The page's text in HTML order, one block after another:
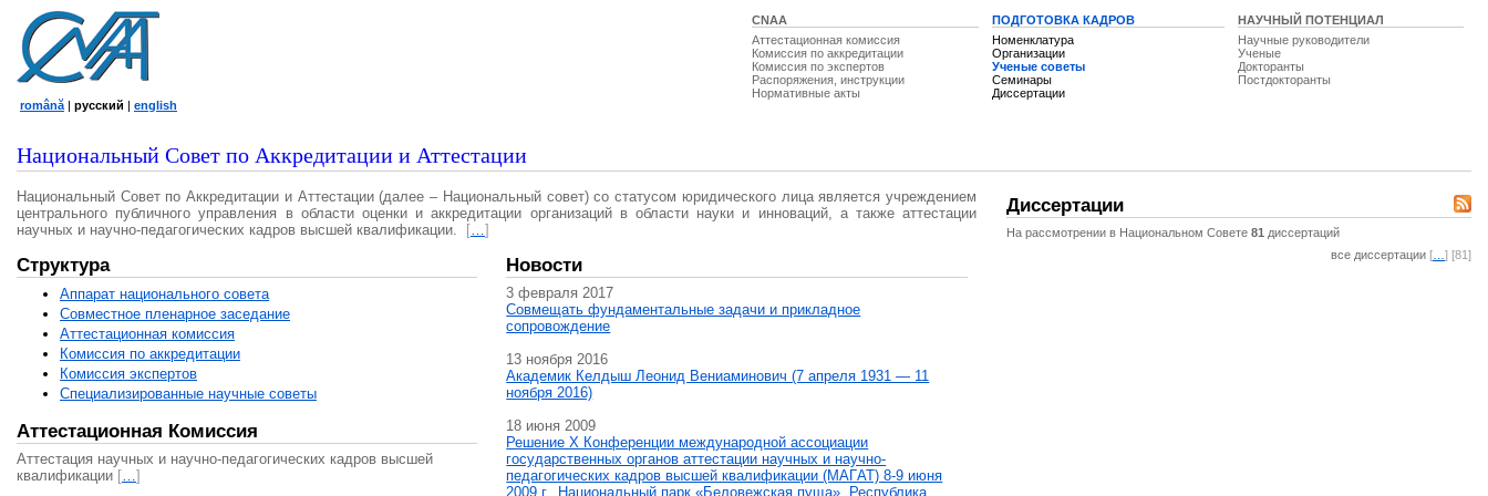
CNAA
Аттестационная комиссия
Комиссия по аккредитации
Комиссия по экспертов
Распоряжения, инструкции
Нормативные акты
ПОДГОТОВКА КАДРОВ
Номенклатура
Организации
Ученые советы
Семинары
Диссертации
НАУЧНЫЙ ПОТЕНЦИАЛ
Научные руководители
Ученые
Докторанты
Постдокторанты
română | русский | english
Национальный Совет по Аккредитации и Аттестации
Национальный Совет по Аккредитации и Аттестации (далее – Национальный совет) со статусом юридического лица является учреждением
центрального публичного управления в области оценки и аккредитации организаций в области науки и инноваций, а также аттестации
научных и научно-педагогических кадров высшей квалификации.
[…]
Структура
Аппарат национального совета
Совместное пленарное заседание
Аттестационная комисcия
Комиссия по аккредитации
Комиссия экспертов
Специализированные научные советы
Аттестационная Комиссия
Аттестация научных и научно-педагогических кадров высшей
квалификации […]
Новости
3 февраля 2017
Совмещать фундаментальные задачи и прикладное
сопровождение
13 ноября 2016
Академик Келдыш Леонид Вениаминович (7 апреля 1931 — 11
ноября 2016)
18 июня 2009
Решение X Конференции международной ассоциации
государственных органов аттестации научных и научно-
педагогических кадров высшей квалификации (МАГAT) 8-9 июня
2009 г., Национальный парк «Беловежская пуща», Республика
Диссертации
На рассмотрении в Национальном Совете 81 диссертаций
все диссертации [ ] [81]